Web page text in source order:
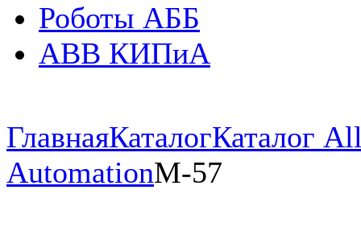
Роботы АББ
ABB КИПиА
ГлавнаяКаталогКаталог
AutomationM-57